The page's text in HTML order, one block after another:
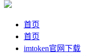
首页
首页
imtoken官网下载